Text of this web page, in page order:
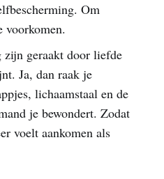
Om
voorkomen.
geraakt door liefde
Ja, dan raak je
lichaamstaal en de
je bewondert. Zodat
voelt aankomen als